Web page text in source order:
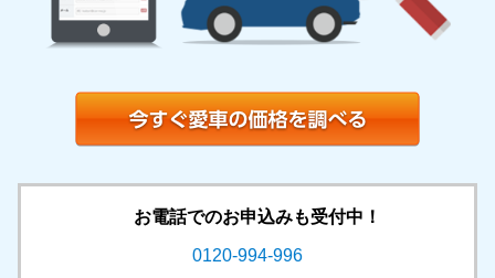
お電話でのお申込みも受付中！
0120-994-996